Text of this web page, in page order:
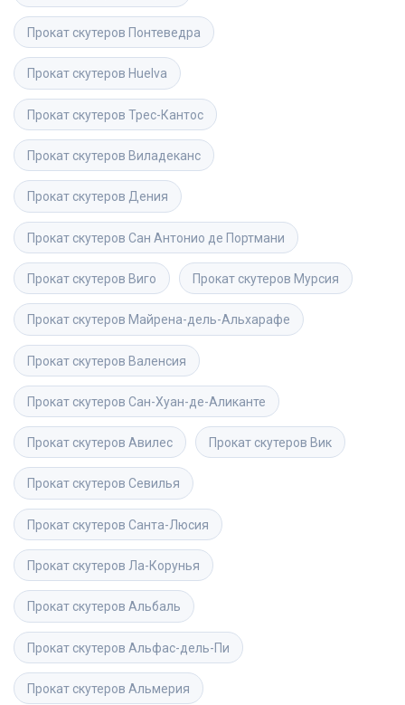
Прокат скутеров Понтеведра
Прокат скутеров Huelva
Прокат скутеров Трес-Кантос
Прокат скутеров Виладеканс
Прокат скутеров Дения
Прокат скутеров Сан Антонио де Портмани
Прокат скутеров Виго Прокат скутеров Мурсия
Прокат скутеров Майрена-дель-Альхарафе
Прокат скутеров Валенсия
Прокат скутеров Сан-Хуан-де-Аликанте
Прокат скутеров Авилес Прокат скутеров Вик
Прокат скутеров Севилья
Прокат скутеров Санта-Люсия
Прокат скутеров Ла-Корунья
Прокат скутеров Альбаль
Прокат скутеров Альфас-дель-Пи
Прокат скутеров Альмерия